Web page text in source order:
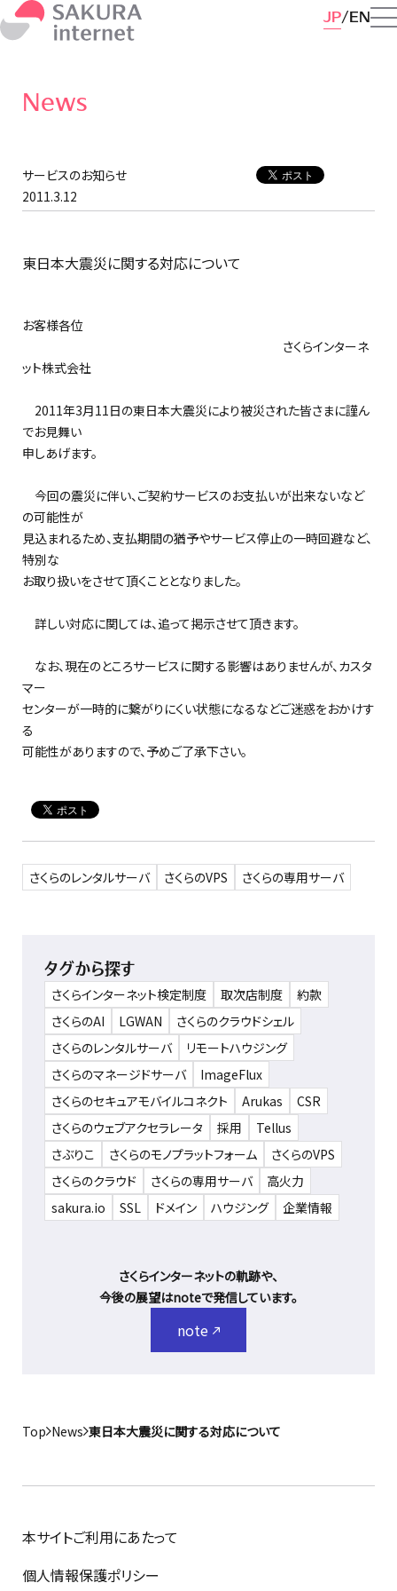
JP EN
News
サービスのお知らせ
2011.3.12
東日本大震災に関する対応について
お客様各位
さくらインターネ
ット株式会社
2011年3月11日の東日本大震災により被災された皆さまに謹ん
でお見舞い
申しあげます。
今回の震災に伴い、ご契約サービスのお支払いが出来ないなど
の可能性が
見込まれるため、支払期間の猶予やサービス停止の一時回避など、
特別な
お取り扱いをさせて頂くこととなりました。
詳しい対応に関しては、追って掲示させて頂きます。
なお、現在のところサービスに関する影響はありませんが、カスタ
マー
センターが一時的に繋がりにくい状態になるなどご迷惑をおかけす
る
可能性がありますので、予めご了承下さい。
さくらのレンタルサーバ さくらのVPS さくらの専用サーバ
タグから探す
さくらインターネット検定制度 取次店制度
約款
さくらのAI
LGWAN
さくらのクラウドシェル
さくらのレンタルサーバ
リモートハウジング
さくらのマネージドサーバ
ImageFlux
さくらのセキュアモバイルコネクト
Arukas
CSR
さくらのウェブアクセラレータ
採用
Tellus
さぶりこ
さくらのモノプラットフォーム
さくらのVPS
さくらのクラウド
さくらの専用サーバ
高火力
sakura.io
SSL ドメイン ハウジング 企業情報
さくらインターネットの軌跡や、
今後の展望はnoteで発信しています。
note
Top News 東日本大震災に関する対応について
本サイトご利用にあたって
個人情報保護ポリシー